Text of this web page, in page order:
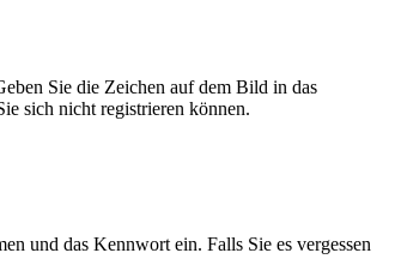
Sie die Zeichen auf dem Bild in das
sich nicht registrieren können.
und das Kennwort ein. Falls Sie es vergessen